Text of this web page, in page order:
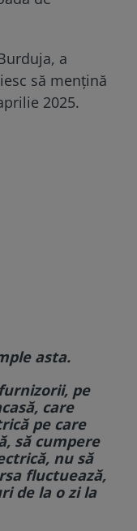
a
să mențină
2025.
asta.
pe
care
pe care
să cumpere
nu să
fluctuează,
de la o zi la